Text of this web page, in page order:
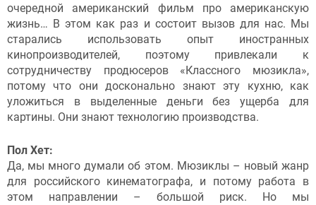
очередной американский фильм про американскую
жизнь… В этом как раз и состоит вызов для нас. Мы
старались использовать опыт иностранных
кинопроизводителей, поэтому привлекали к
сотрудничеству продюсеров «Классного мюзикла»,
потому что они досконально знают эту кухню, как
уложиться в выделенные деньги без ущерба для
картины. Они знают технологию производства.
Пол Хет:
Да, мы много думали об этом. Мюзиклы – новый жанр
для российского кинематографа, и потому работа в
этом направлении – большой риск. Но мы